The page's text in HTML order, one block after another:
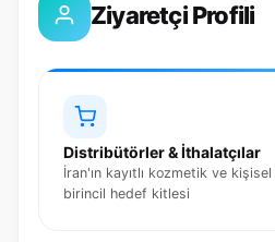
Ziyaretçi Profili
Distribütörler & İthalatçılar
İran'ın kayıtlı kozmetik ve
birincil hedef kitlesi